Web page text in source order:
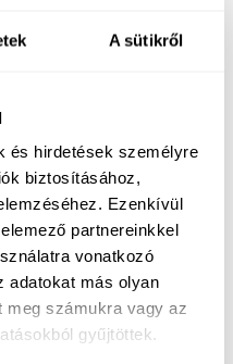
A sütikről
és hirdetések személyre
biztosításához,
Ezenkívül
partnereinkkel
vonatkozó
adatokat más olyan
meg számukra vagy az
gyűjtöttek.
HANG
nincsenek
fizetett
több tízezer